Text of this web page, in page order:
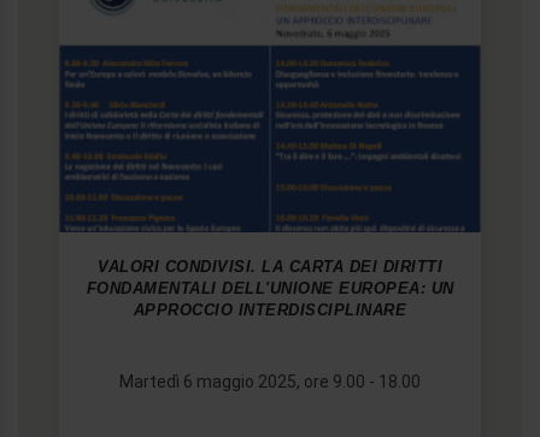
VALORI CONDIVISI. LA CARTA DEI DIRITTI
FONDAMENTALI DELL'UNIONE EUROPEA: UN
APPROCCIO INTERDISCIPLINARE
Martedì 6 maggio 2025, ore 9.00 - 18.00